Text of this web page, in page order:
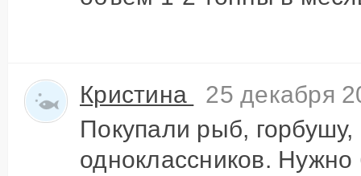
Кристина
25 декабря
Покупали рыб,
одноклассников.